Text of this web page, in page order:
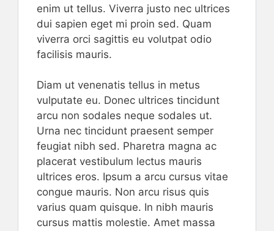
enim ut tellus. Viverra justo nec ultrices
dui sapien eget mi proin sed. Quam
viverra orci sagittis eu volutpat odio
facilisis mauris.
Diam ut venenatis tellus in metus
vulputate eu. Donec ultrices tincidunt
arcu non sodales neque sodales ut.
Urna nec tincidunt praesent semper
feugiat nibh sed. Pharetra magna ac
placerat vestibulum lectus mauris
ultrices eros. Ipsum a arcu cursus vitae
congue mauris. Non arcu risus quis
varius quam quisque. In nibh mauris
cursus mattis molestie. Amet massa